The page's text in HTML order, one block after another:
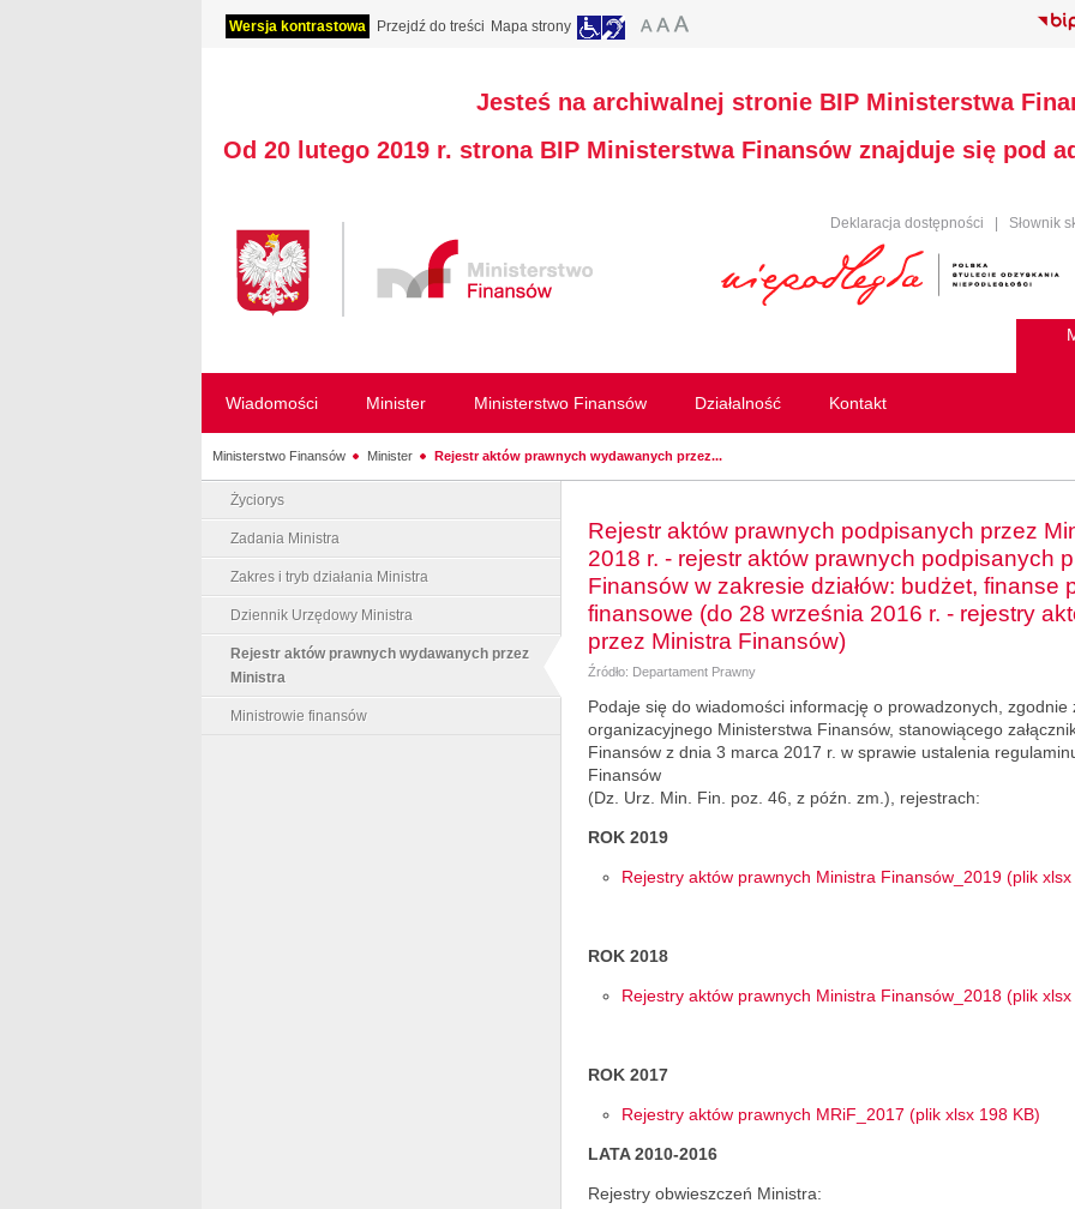
Wersja kontrastowa Przejdź do treści Mapa strony
Jesteś na archiwalnej stronie BIP Ministerstwa
Od 20 lutego 2019 r. strona BIP Ministerstwa Finansów znajduje się pod
Deklaracja dostępności Słownik
Wiadomości Minister Ministerstwo Finansów Działalność Kontakt
Ministerstwo Finansów Minister Rejestr aktów prawnych wydawanych przez...
Życiorys
Zadania Ministra
Zakres i tryb działania Ministra
Dziennik Urzędowy Ministra
Rejestr aktów prawnych wydawanych przez
Ministra
Ministrowie finansów
Rejestr aktów prawnych podpisanych przez
2018 r. - rejestr aktów prawnych podpisanych
Finansów w zakresie działów: budżet, finanse
finansowe (do 28 września 2016 r. - rejestry
przez Ministra Finansów)
Źródło: Departament Prawny
Podaje się do wiadomości informację o prowadzonych,
organizacyjnego Ministerstwa Finansów, stanowiącego
Finansów z dnia 3 marca 2017 r. w sprawie ustalenia
Finansów
(Dz. Urz. Min. Fin. poz. 46, z późn. zm.), rejestrach:
ROK 2019
Rejestry aktów prawnych Ministra Finansów_2019 (plik
ROK 2018
Rejestry aktów prawnych Ministra Finansów_2018 (plik
ROK 2017
Rejestry aktów prawnych MRiF_2017 (plik xlsx 198 KB)
LATA 2010-2016
Rejestry obwieszczeń Ministra: